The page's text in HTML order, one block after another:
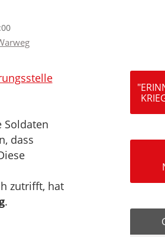
Soldaten
dass
zutrifft, hat
.